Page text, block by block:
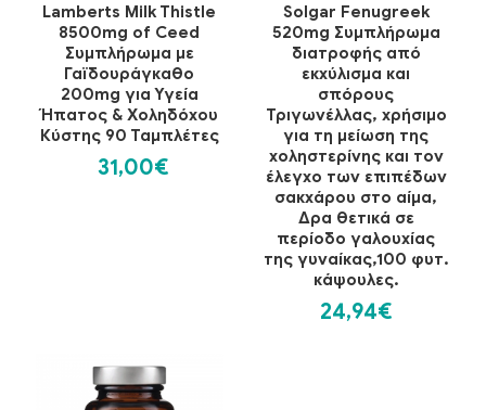
Lamberts Milk Thistle
8500mg of Ceed
Συμπλήρωμα με
Γαϊδουράγκαθο
200mg για Υγεία
Ήπατος & Χοληδόχου
Κύστης 90 Ταμπλέτες
31,00€
Solgar Fenugreek
520mg Συμπλήρωμα
διατροφής από
εκχύλισμα και
σπόρους
Τριγωνέλλας, χρήσιμο
για τη μείωση της
χοληστερίνης και τον
έλεγχο των επιπέδων
σακχάρου στο αίμα,
Δρα θετικά σε
περίοδο γαλουχίας
της γυναίκας,100 φυτ.
κάψουλες.
24,94€